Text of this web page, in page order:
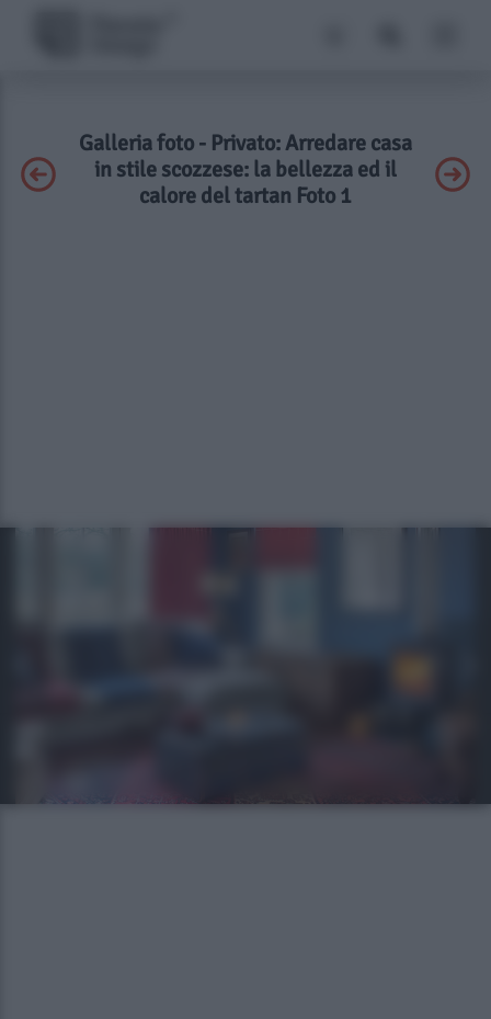
Galleria foto - Privato: Arredare casa
in stile scozzese: la bellezza ed il
calore del tartan Foto 1